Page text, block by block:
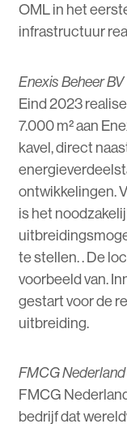
OML in het
infrastructuur
Enexis Beheer BV
Eind 2023
7.000 m² aan
kavel, direct
ontwikkelingen.
is het
te stellen. . De
voorbeeld van.
gestart voor de
uitbreiding.
FMCG Nederland
FMCG
bedrijf dat